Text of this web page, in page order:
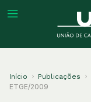
Início Publicações
ETGE/2009